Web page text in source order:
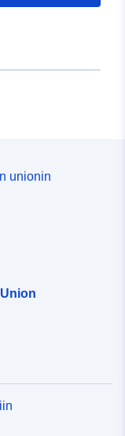
unionin